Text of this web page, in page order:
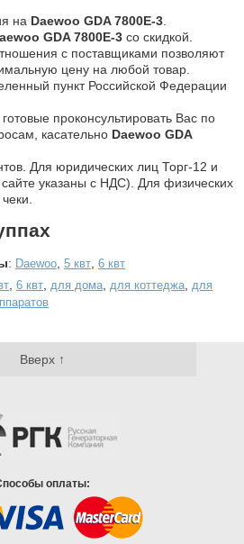
на Daewoo GDA 7800E-3
GDA 7800E-3 со скидкой.
с поставщиками позволяют
цену на любой товар.
пункт Российской Федерации
проконсультировать Вас по
касательно Daewoo GDA
Для юридических лиц Торг-12 и
указаны с НДС). Для физических
: Daewoo 5 квт 6 квт
6 квт для дома для коттеджа для
Вверх ↑
оплаты: